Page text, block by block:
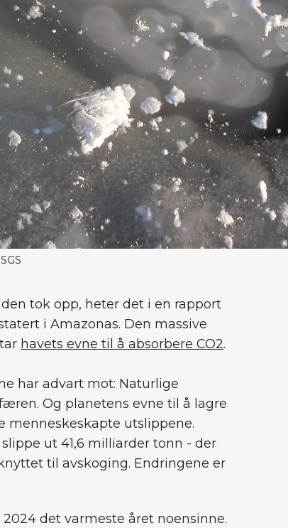
tok opp, heter det i en rapport
i Amazonas. Den massive
havets evne til å absorbere CO2.
har advart mot: Naturlige
Og planetens evne til å lagre
menneskeskapte utslippene.
ut 41,6 milliarder tonn - der
til avskoging. Endringene er
det varmeste året noensinne.